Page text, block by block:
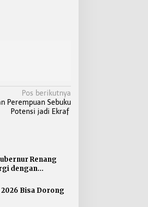
Pos berikutnya
Perempuan Sebuku
Potensi jadi Ekraf
Renang
dengan
Bisa Dorong